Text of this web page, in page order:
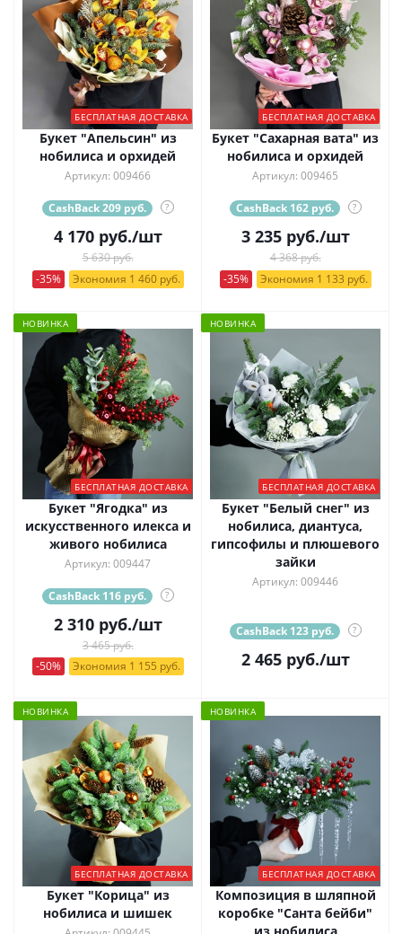
БЕСПЛАТНАЯ ДОСТАВКА
Букет "Апельсин" из
нобилиса и орхидей
Артикул: 009466
CashBack 209 руб. ?
4 170руб./шт
5 630 руб.
-35%
Экономия 1 460 руб.
БЕСПЛАТНАЯ ДОСТАВКА
Букет "Сахарная вата" из
нобилиса и орхидей
Артикул: 009465
CashBack 162 руб. ?
3 235руб./шт
4 368 руб.
-35%
Экономия 1 133 руб.
НОВИНКА
БЕСПЛАТНАЯ ДОСТАВКА
Букет "Ягодка" из
искусственного илекса и
живого нобилиса
Артикул: 009447
CashBack 116 руб. ?
2 310руб./шт
3 465 руб.
-50%
Экономия 1 155 руб.
НОВИНКА
БЕСПЛАТНАЯ ДОСТАВКА
Букет "Белый снег" из
нобилиса, диантуса,
гипсофилы и плюшевого
зайки
Артикул: 009446
CashBack 123 руб. ?
2 465руб./шт
НОВИНКА
БЕСПЛАТНАЯ ДОСТАВКА
Букет "Корица" из
нобилиса и шишек
НОВИНКА
БЕСПЛАТНАЯ ДОСТАВКА
Композиция в шляпной
коробке "Санта бейби"